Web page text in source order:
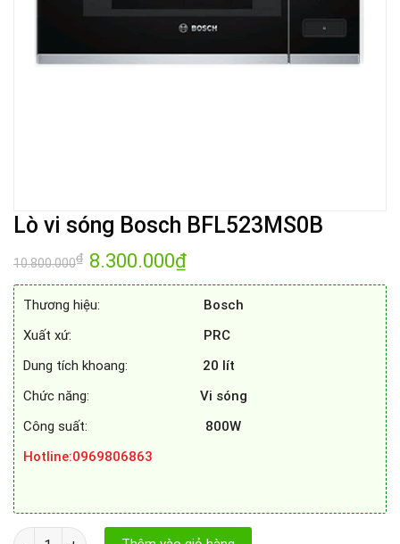
Lò vi sóng Bosch BFL523MS0B
10.800.000₫ Giá
gốc
là:
8.300.000₫Giá
tại
8.300.000₫.
Thương hiệu: Bosch
Xuất xứ: PRC
Dung tích khoang: 20 lít
Chức năng: Vi sóng
Công suất: 800W
Hotline:0969806863
Lò vi sóng Bosch BFL523MS0B số lượng